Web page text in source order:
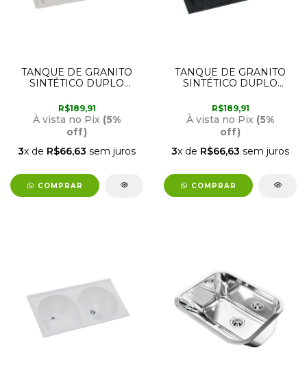
TANQUE DE GRANITO
SINTÉTICO DUPLO
51CM RORATO
R$189,91
À vista no Pix (5%
off)
3x de R$66,63 sem juros
COMPRAR
TANQUE DE GRANITO
SINTÉTICO DUPLO
X 51CM RORATO
R$189,91
À vista no Pix (5%
off)
3x de R$66,63 sem juros
COMPRAR